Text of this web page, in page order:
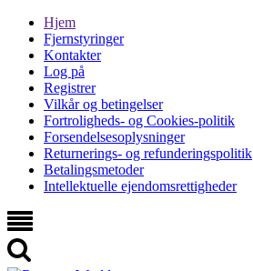
Hjem
Fjernstyringer
Kontakter
Log på
Registrer
Vilkår og betingelser
Fortroligheds- og Cookies-politik
Forsendelsesoplysninger
Returnerings- og refunderingspolitik
Betalingsmetoder
Intellektuelle ejendomsrettigheder